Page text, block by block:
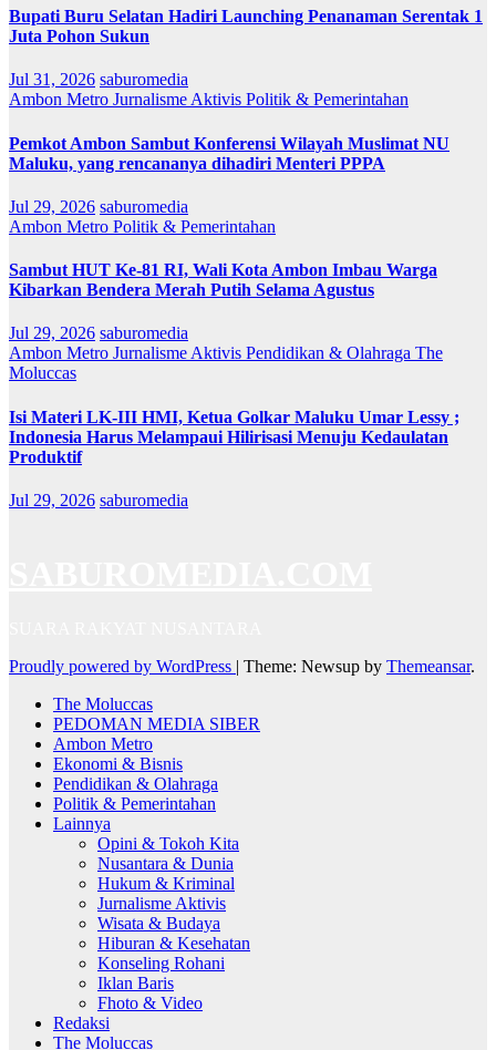
Bupati Buru Selatan Hadiri Launching Penanaman Serentak 1
Juta Pohon Sukun
Jul 31, 2026 saburomedia
Ambon Metro Jurnalisme Aktivis Politik & Pemerintahan
Pemkot Ambon Sambut Konferensi Wilayah Muslimat NU
Maluku, yang rencananya dihadiri Menteri PPPA
Jul 29, 2026 saburomedia
Ambon Metro Politik & Pemerintahan
Sambut HUT Ke-81 RI, Wali Kota Ambon Imbau Warga
Kibarkan Bendera Merah Putih Selama Agustus
Jul 29, 2026 saburomedia
Ambon Metro Jurnalisme Aktivis Pendidikan & Olahraga The
Moluccas
Isi Materi LK-III HMI, Ketua Golkar Maluku Umar Lessy ;
Indonesia Harus Melampaui Hilirisasi Menuju Kedaulatan
Produktif
Jul 29, 2026 saburomedia
Proudly powered by WordPress | Theme: Newsup by Themeansar.
The Moluccas
PEDOMAN MEDIA SIBER
Ambon Metro
Ekonomi & Bisnis
Pendidikan & Olahraga
Politik & Pemerintahan
Lainnya
Opini & Tokoh Kita
Nusantara & Dunia
Hukum & Kriminal
Jurnalisme Aktivis
Wisata & Budaya
Hiburan & Kesehatan
Konseling Rohani
Iklan Baris
Fhoto & Video
Redaksi
The Moluccas